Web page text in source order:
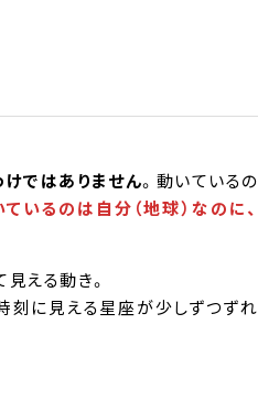
ではありません。動いているの
いるのは自分（地球）なのに、
える動き。
刻に見える星座が少しずつずれ